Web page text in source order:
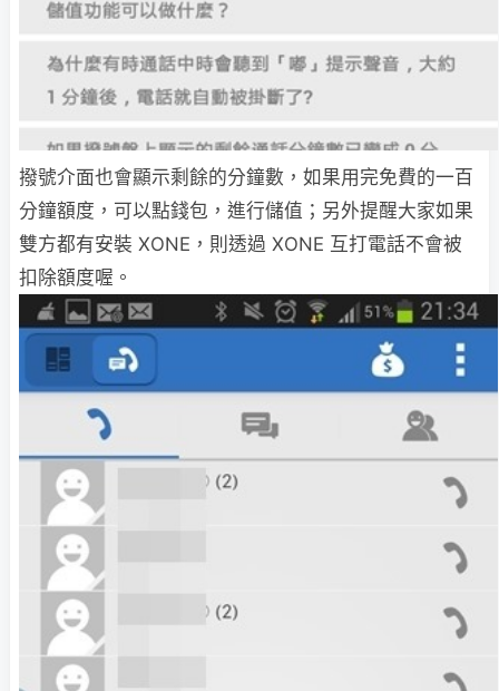
撥號介面也會顯示剩餘的分鐘數，如果用完免費的一百
分鐘額度，可以點錢包，進行儲值；另外提醒大家如果
雙方都有安裝 XONE，則透過 XONE 互打電話不會被
扣除額度喔。